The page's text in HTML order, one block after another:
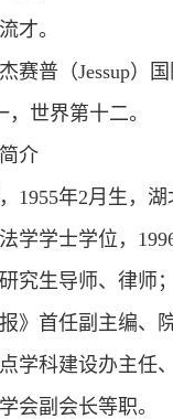
才。
赛普（Jessup）国
世界第十二。
介
1955年2月生，
学学士学位，
究生导师、律师
》首任副主编、
学科建设办主任
会副会长等职。